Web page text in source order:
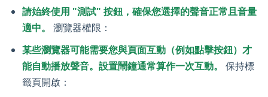
請始終使用 "測試" 按鈕，確保您選擇的聲音正常且音量
適中。
瀏覽器權限：
某些瀏覽器可能需要您與頁面互動（例如點擊按鈕）才
能自動播放聲音。設置鬧鐘通常算作一次互動。
保持標
籤頁開啟：